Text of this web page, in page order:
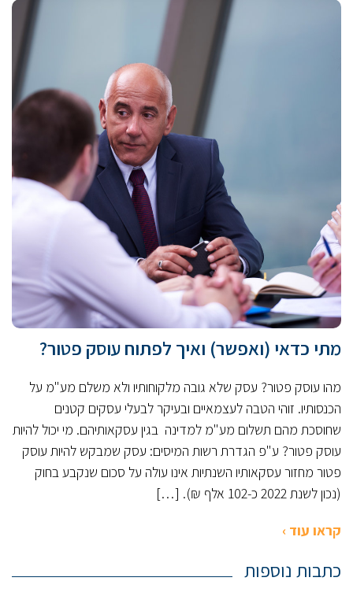
מתי כדאי (ואפשר) ואיך לפתוח עוסק פטור?
מהו עוסק פטור? עסק שלא גובה מלקוחותיו ולא משלם מע"מ על
הכנסותיו. זוהי הטבה לעצמאיים ובעיקר לבעלי עסקים קטנים
שחוסכת מהם תשלום מע"מ למדינה בגין עסקאותיהם. מי יכול להיות
עוסק פטור? ע"פ הגדרת רשות המיסים: עסק שמבקש להיות עוסק
פטור מחזור עסקאותיו השנתיות אינו עולה על סכום שנקבע בחוק
(נכון לשנת 2022 כ-102 אלף ₪). […]
קראו עוד ›
כתבות נוספות